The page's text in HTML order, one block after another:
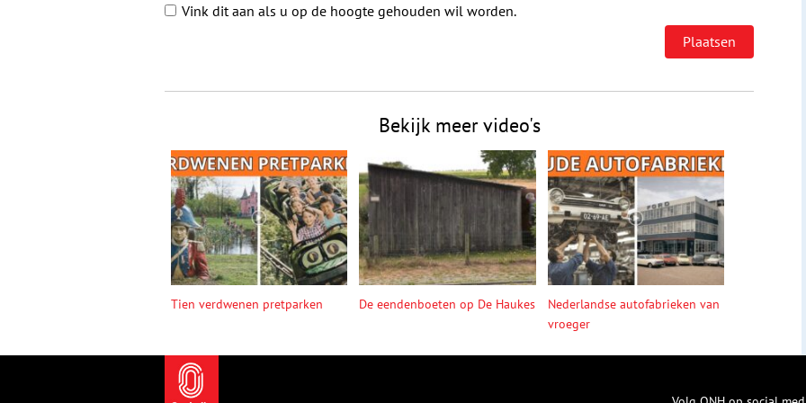
Vink dit aan als u op de hoogte gehouden wil worden.
Bekijk meer video's
Tien verdwenen pretparken De eendenboeten op De Haukes
Nederlandse autofabrieken van
vroeger